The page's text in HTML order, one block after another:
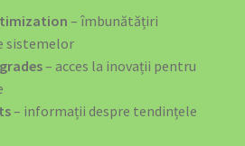
– îmbunătățiri
sistemelor
– acces la inovații pentru
– informații despre tendințele